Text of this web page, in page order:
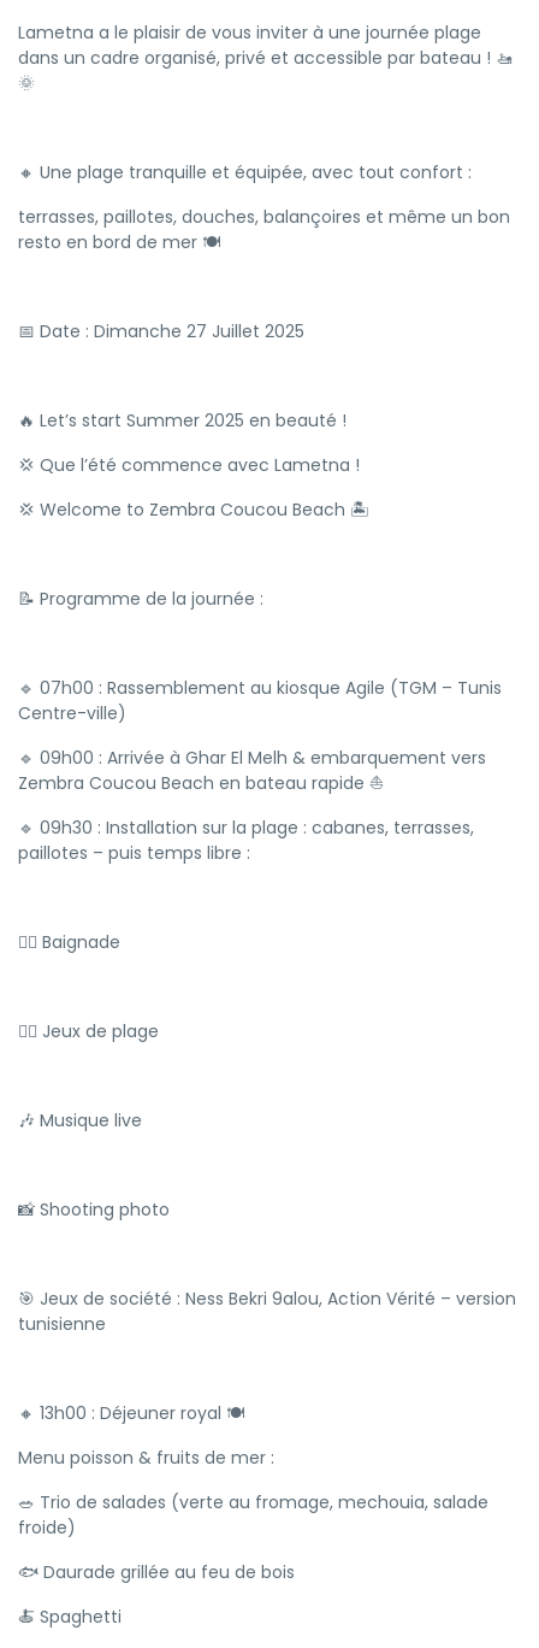
Lametna a le plaisir de vous inviter à une journée plage
dans un cadre organisé, privé et accessible par bateau ! 🚤
🌞
🔸 Une plage tranquille et équipée, avec tout confort :
terrasses, paillotes, douches, balançoires et même un bon
resto en bord de mer 🍽️
📅 Date : Dimanche 27 Juillet 2025
🔥 Let’s start Summer 2025 en beauté !
💢 Que l’été commence avec Lametna !
💢 Welcome to Zembra Coucou Beach 🏝
📝 Programme de la journée :
🔹 07h00 : Rassemblement au kiosque Agile (TGM – Tunis
Centre-ville)
🔹 09h00 : Arrivée à Ghar El Melh & embarquement vers
Zembra Coucou Beach en bateau rapide ⛵
🔹 09h30 : Installation sur la plage : cabanes, terrasses,
paillotes – puis temps libre :
🏊‍♂️ Baignade
🤽‍♀️ Jeux de plage
🎶 Musique live
📸 Shooting photo
🎯 Jeux de société : Ness Bekri 9alou, Action Vérité – version
tunisienne
🔸 13h00 : Déjeuner royal 🍽
Menu poisson & fruits de mer :
🥗 Trio de salades (verte au fromage, mechouia, salade
froide)
🐟 Daurade grillée au feu de bois
🍝 Spaghetti